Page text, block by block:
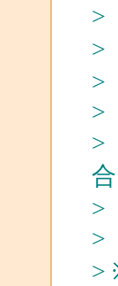
>
>
>
>
>
>
>
>